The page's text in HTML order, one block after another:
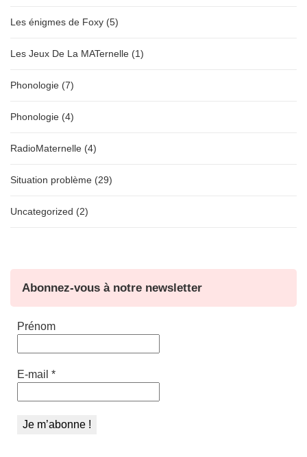
Les énigmes de Foxy (5)
Les Jeux De La MATernelle (1)
Phonologie (7)
Phonologie (4)
RadioMaternelle (4)
Situation problème (29)
Uncategorized (2)
Abonnez-vous à notre newsletter
Prénom
E-mail *